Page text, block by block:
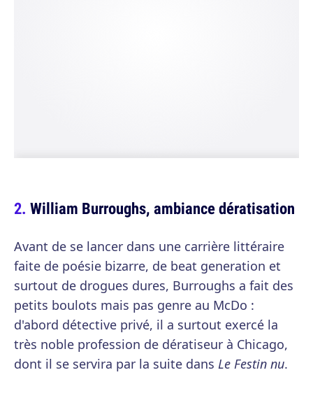
William Burroughs, ambiance dératisation
Avant de se lancer dans une carrière littéraire
faite de poésie bizarre, de beat generation et
surtout de drogues dures, Burroughs a fait des
petits boulots mais pas genre au McDo :
d'abord détective privé, il a surtout exercé la
très noble profession de dératiseur à Chicago,
dont il se servira par la suite dans Le Festin nu.